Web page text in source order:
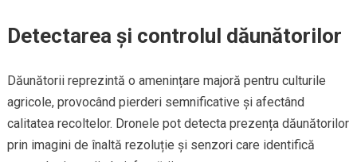
Detectarea și controlul dăunătorilor
Dăunătorii reprezintă o amenințare majoră pentru culturile
agricole, provocând pierderi semnificative și afectând
calitatea recoltelor. Dronele pot detecta prezența dăunătorilor
prin imagini de înaltă rezoluție și senzori care identifică